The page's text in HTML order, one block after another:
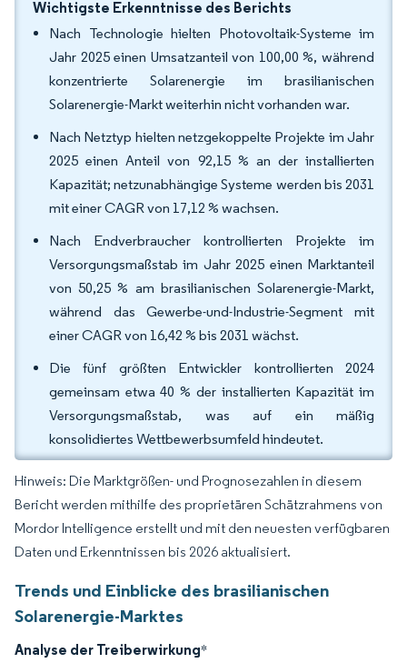
Wichtigste Erkenntnisse des Berichts
Nach Technologie hielten Photovoltaik-Systeme im
Jahr 2025 einen Umsatzanteil von 100,00 %, während
konzentrierte Solarenergie im brasilianischen
Solarenergie-Markt weiterhin nicht vorhanden war.
Nach Netztyp hielten netzgekoppelte Projekte im Jahr
2025 einen Anteil von 92,15 % an der installierten
Kapazität; netzunabhängige Systeme werden bis 2031
mit einer CAGR von 17,12 % wachsen.
Nach Endverbraucher kontrollierten Projekte im
Versorgungsmaßstab im Jahr 2025 einen Marktanteil
von 50,25 % am brasilianischen Solarenergie-Markt,
während das Gewerbe-und-Industrie-Segment mit
einer CAGR von 16,42 % bis 2031 wächst.
Die fünf größten Entwickler kontrollierten 2024
gemeinsam etwa 40 % der installierten Kapazität im
Versorgungsmaßstab, was auf ein mäßig
konsolidiertes Wettbewerbsumfeld hindeutet.
Hinweis: Die Marktgrößen- und Prognosezahlen in diesem
Bericht werden mithilfe des proprietären Schätzrahmens von
Mordor Intelligence erstellt und mit den neuesten verfügbaren
Daten und Erkenntnissen bis 2026 aktualisiert.
Trends und Einblicke des brasilianischen
Solarenergie-Marktes
Analyse der Treiberwirkung*